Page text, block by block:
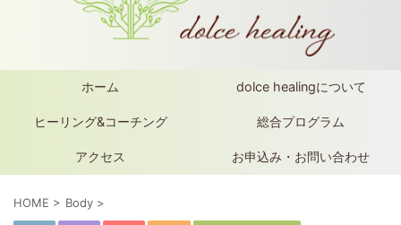
ホーム dolce healingについて
ヒーリング&コーチング 総合プログラム
アクセス お申込み・お問い合わせ
HOME > Body >